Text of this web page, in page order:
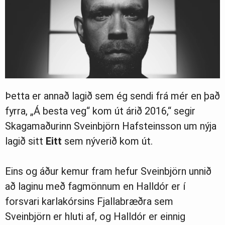
Þetta er annað lagið sem ég sendi frá mér en það
fyrra, „Á besta veg“ kom út árið 2016,“ segir
Skagamaðurinn Sveinbjörn Hafsteinsson um nýja
lagið sitt Eitt sem nýverið kom út.
Eins og áður kemur fram hefur Sveinbjörn unnið
að laginu með fagmönnum en Halldór er í
forsvari karlakórsins Fjallabræðra sem
Sveinbjörn er hluti af, og Halldór er einnig